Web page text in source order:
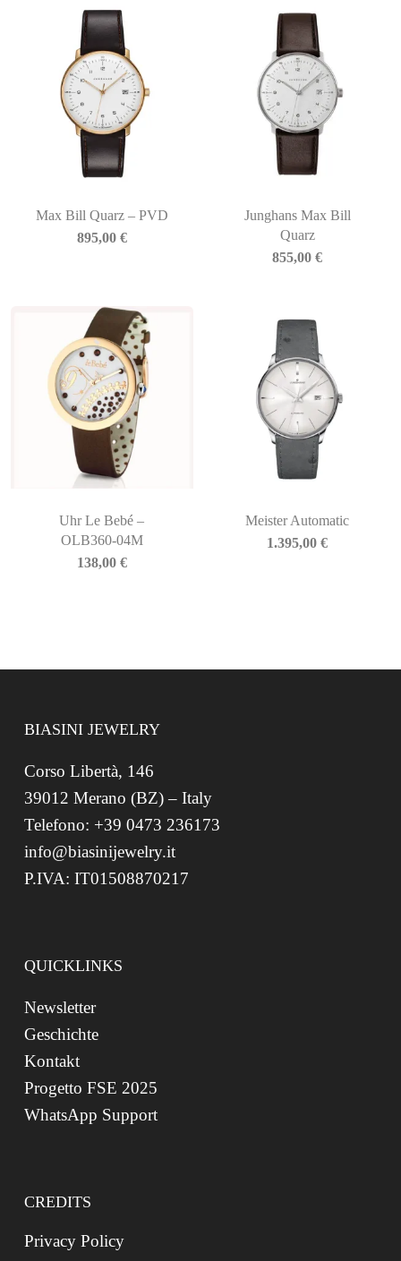
Max Bill Quarz – PVD
895,00 €
Junghans Max Bill
Quarz
855,00€
Uhr Le Bebé –
OLB360-04M
138,00 €
Meister Automatic
1.395,00€
BIASINI JEWELRY
Corso Libertà, 146
39012 Merano (BZ) – Italy
Telefono: +39 0473 236173
info@biasinijewelry.it
P.IVA: IT01508870217
QUICKLINKS
Newsletter
Geschichte
Kontakt
Progetto FSE 2025
WhatsApp Support
CREDITS
Privacy Policy